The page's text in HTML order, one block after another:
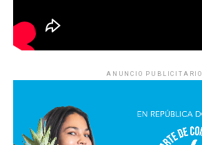
ANUNCIO PUBLICITARIO